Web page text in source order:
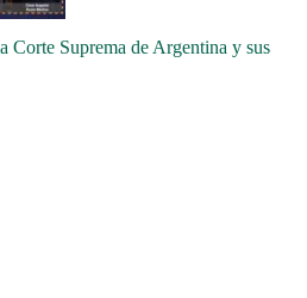
Corte Suprema de Argentina y sus